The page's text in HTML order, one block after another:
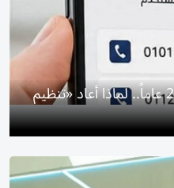
شريحة هاتف تسجن مصرياً 25 عاماً.. لماذا أعاد «تنظيم